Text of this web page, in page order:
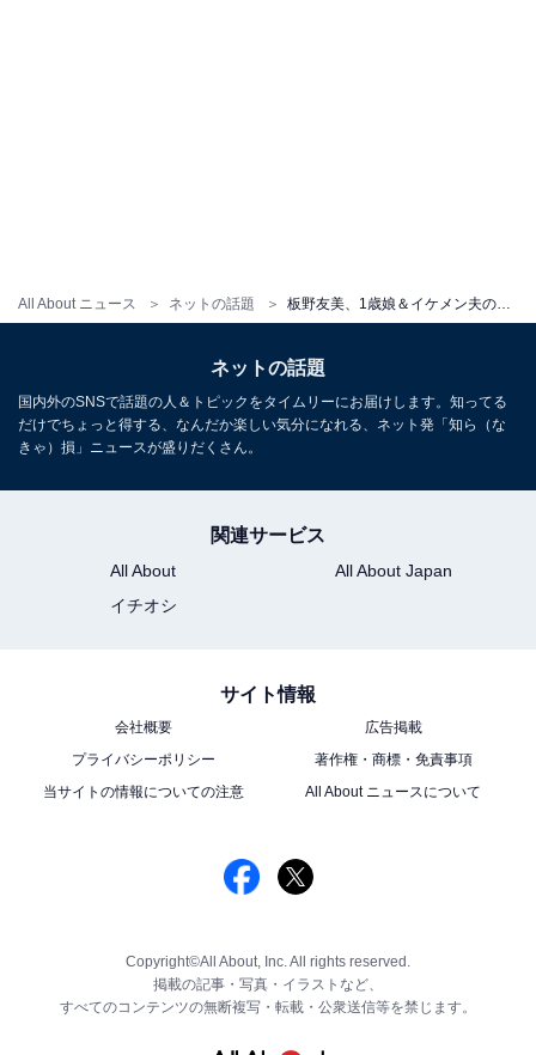
All About ニュース ネットの話題
ネットの話題
国内外のSNSで話題の人＆トピックをタイムリーにお届けします。知ってる
だけでちょっと得する、なんだか楽しい気分になれる、ネット発「知ら（な
きゃ）損」ニュースが盛りだくさん。
関連サービス
All About
All About Japan
イチオシ
サイト情報
会社概要
広告掲載
プライバシーポリシー
著作権・商標・免責事項
当サイトの情報についての注意
All About ニュースについて
Copyright©All About, Inc. All rights reserved.
掲載の記事・写真・イラストなど、
すべてのコンテンツの無断複写・転載・公衆送信等を禁じます。